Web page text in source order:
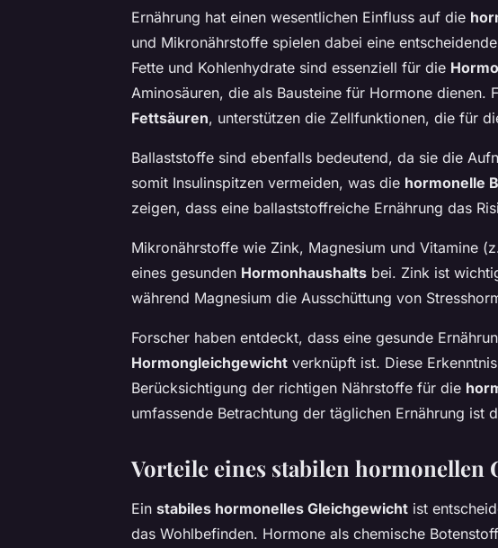
Ernährung hat einen wesentlichen Einfluss auf die
und Mikronährstoffe spielen dabei eine
Fette und Kohlenhydrate sind essenziell für die
Aminosäuren, die als Bausteine für Hormone dienen.
Fettsäuren, unterstützen die Zellfunktionen, die für
Ballaststoffe sind ebenfalls bedeutend, da sie die
somit Insulinspitzen vermeiden, was die hormonelle
zeigen, dass eine ballaststoffreiche Ernährung das
Mikronährstoffe wie Zink, Magnesium und Vitamine
eines gesunden Hormonhaushalts bei. Zink ist
während Magnesium die Ausschüttung von
Forscher haben entdeckt, dass eine gesunde
Hormongleichgewicht verknüpft ist. Diese
Berücksichtigung der richtigen Nährstoffe für die
umfassende Betrachtung der täglichen Ernährung ist
Vorteile eines stabilen hormonellen
Ein stabiles hormonelles Gleichgewicht ist
das Wohlbefinden. Hormone als chemische